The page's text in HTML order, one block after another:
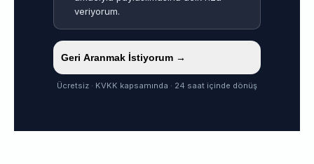
veriyorum.
Geri Aranmak İstiyorum →
Ücretsiz · KVKK kapsamında · 24 saat içinde dönüş